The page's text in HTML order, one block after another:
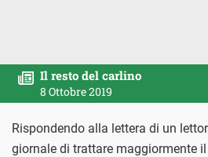
Il resto del carlino
8 Ottobre 2019
Rispondendo alla lettera di un
giornale di trattare maggiormente